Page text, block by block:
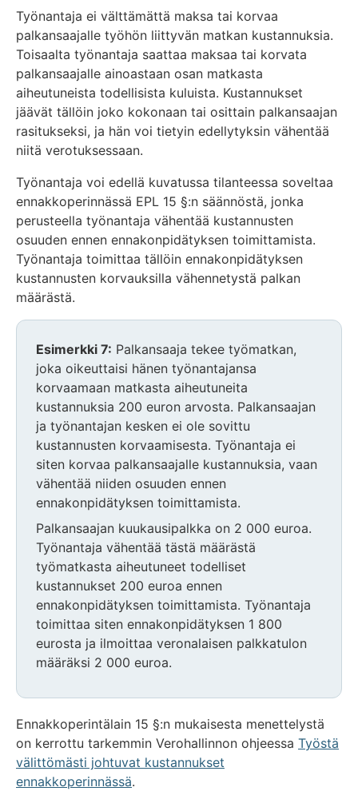
Työnantaja ei välttämättä maksa tai korvaa
palkansaajalle työhön liittyvän matkan kustannuksia.
Toisaalta työnantaja saattaa maksaa tai korvata
palkansaajalle ainoastaan osan matkasta
aiheutuneista todellisista kuluista. Kustannukset
jäävät tällöin joko kokonaan tai osittain palkansaajan
rasitukseksi, ja hän voi tietyin edellytyksin vähentää
niitä verotuksessaan.
Työnantaja voi edellä kuvatussa tilanteessa soveltaa
ennakkoperinnässä EPL 15 §:n säännöstä, jonka
perusteella työnantaja vähentää kustannusten
osuuden ennen ennakonpidätyksen toimittamista.
Työnantaja toimittaa tällöin ennakonpidätyksen
kustannusten korvauksilla vähennetystä palkan
määrästä.
Esimerkki 7: Palkansaaja tekee työmatkan,
joka oikeuttaisi hänen työnantajansa
korvaamaan matkasta aiheutuneita
kustannuksia 200 euron arvosta. Palkansaajan
ja työnantajan kesken ei ole sovittu
kustannusten korvaamisesta. Työnantaja ei
siten korvaa palkansaajalle kustannuksia, vaan
vähentää niiden osuuden ennen
ennakonpidätyksen toimittamista.
Palkansaajan kuukausipalkka on 2 000 euroa.
Työnantaja vähentää tästä määrästä
työmatkasta aiheutuneet todelliset
kustannukset 200 euroa ennen
ennakonpidätyksen toimittamista. Työnantaja
toimittaa siten ennakonpidätyksen 1 800
eurosta ja ilmoittaa veronalaisen palkkatulon
määräksi 2 000 euroa.
Ennakkoperintälain 15 §:n mukaisesta menettelystä
on kerrottu tarkemmin Verohallinnon ohjeessa Työstä
välittömästi johtuvat kustannukset
ennakkoperinnässä.